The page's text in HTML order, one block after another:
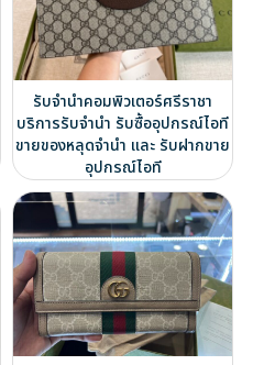
รับจำนำคอมพิวเตอร์ศรีราชา
บริการรับจำนำ รับซื้ออุปกรณ์ไอที
ขายของหลุดจำนำ และ รับฝากขาย
อุปกรณ์ไอที